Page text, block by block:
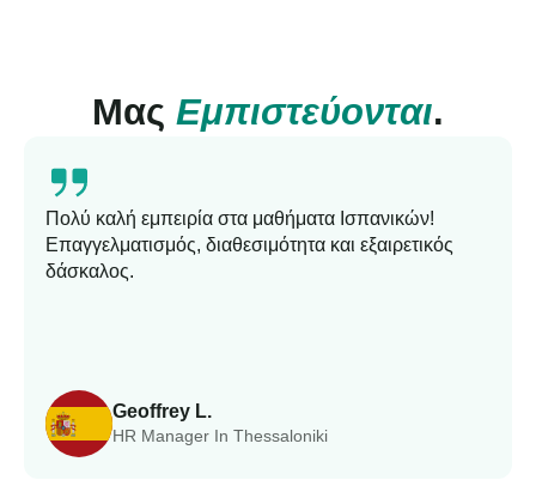
Μας Εμπιστεύονται.
Geoffrey L.
HR Manager In Thessaloniki
Πολύ καλή εμπειρία στα μαθήματα Ισπανικών!
Επαγγελματισμός, διαθεσιμότητα και εξαιρετικός
δάσκαλος.